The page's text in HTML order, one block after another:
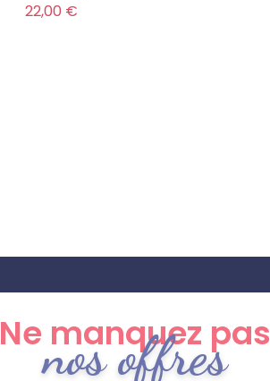
22,00 €
Ne manquez pas
nos offres